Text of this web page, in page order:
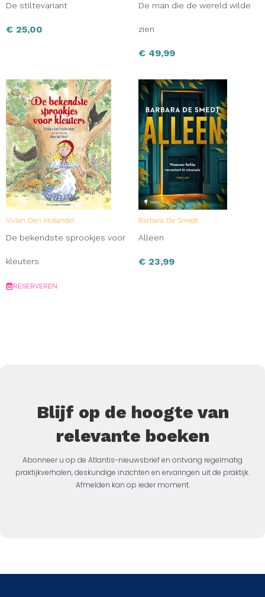
De stiltevariant
€ 25,00
De man die de wereld wilde
zien
€ 49,99
Vivian Den Hollander
De bekendste sprookjes voor
kleuters
RESERVEREN
Barbara De Smedt
Alleen
€ 23,99
Blijf op de hoogte van
relevante boeken
Abonneer u op de Atlantis-nieuwsbrief en ontvang regelmatig
praktijkverhalen, deskundige inzichten en ervaringen uit de praktijk.
Afmelden kan op ieder moment.